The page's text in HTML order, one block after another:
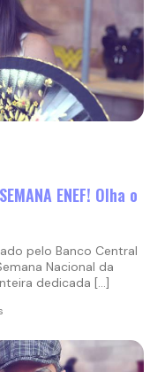
ENEF! Olha o
pelo Banco Central
Nacional da
dedicada […]